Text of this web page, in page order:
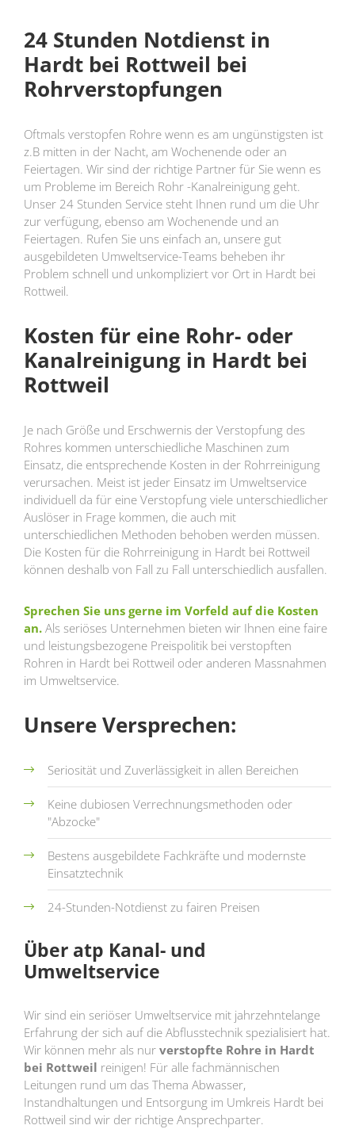
24 Stunden Notdienst in
Hardt bei Rottweil bei
Rohrverstopfungen
Oftmals verstopfen Rohre wenn es am ungünstigsten ist
z.B mitten in der Nacht, am Wochenende oder an
Feiertagen. Wir sind der richtige Partner für Sie wenn es
um Probleme im Bereich Rohr -Kanalreinigung geht.
Unser 24 Stunden Service steht Ihnen rund um die Uhr
zur verfügung, ebenso am Wochenende und an
Feiertagen. Rufen Sie uns einfach an, unsere gut
ausgebildeten Umweltservice-Teams beheben ihr
Problem schnell und unkompliziert vor Ort in Hardt bei
Rottweil.
Kosten für eine Rohr- oder
Kanalreinigung in Hardt bei
Rottweil
Je nach Größe und Erschwernis der Verstopfung des
Rohres kommen unterschiedliche Maschinen zum
Einsatz, die entsprechende Kosten in der Rohrreinigung
verursachen. Meist ist jeder Einsatz im Umweltservice
individuell da für eine Verstopfung viele unterschiedlicher
Auslöser in Frage kommen, die auch mit
unterschiedlichen Methoden behoben werden müssen.
Die Kosten für die Rohrreinigung in Hardt bei Rottweil
können deshalb von Fall zu Fall unterschiedlich ausfallen.
Sprechen Sie uns gerne im Vorfeld auf die Kosten
an. Als seriöses Unternehmen bieten wir Ihnen eine faire
und leistungsbezogene Preispolitik bei verstopften
Rohren in Hardt bei Rottweil oder anderen Massnahmen
im Umweltservice.
Unsere Versprechen:
Seriosität und Zuverlässigkeit in allen Bereichen
Keine dubiosen Verrechnungsmethoden oder
"Abzocke"
Bestens ausgebildete Fachkräfte und modernste
Einsatztechnik
24-Stunden-Notdienst zu fairen Preisen
Über atp Kanal- und
Umweltservice
Wir sind ein seriöser Umweltservice mit jahrzehntelange
Erfahrung der sich auf die Abflusstechnik spezialisiert hat.
Wir können mehr als nur verstopfte Rohre in Hardt
bei Rottweil reinigen! Für alle fachmännischen
Leitungen rund um das Thema Abwasser,
Instandhaltungen und Entsorgung im Umkreis Hardt bei
Rottweil sind wir der richtige Ansprechparter.